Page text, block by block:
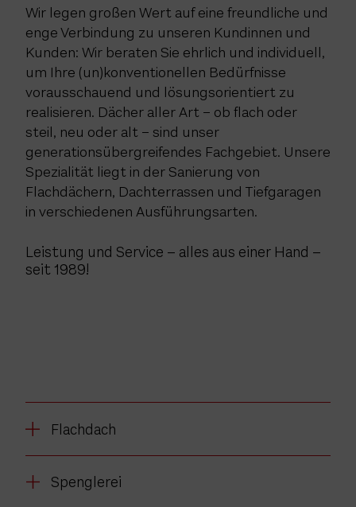
Wir legen großen Wert auf eine freundliche und
enge Verbindung zu unseren Kundinnen und
Kunden: Wir beraten Sie ehrlich und individuell,
um Ihre (un)konventionellen Bedürfnisse
vorausschauend und lösungsorientiert zu
realisieren. Dächer aller Art – ob flach oder
steil, neu oder alt – sind unser
generationsübergreifendes Fachgebiet. Unsere
Spezialität liegt in der Sanierung von
Flachdächern, Dachterrassen und Tiefgaragen
in verschiedenen Ausführungsarten.
Leistung und Service – alles aus einer Hand –
seit 1989!
Flachdach
Spenglerei